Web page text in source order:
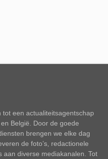
een actualiteitsagentschap
België. Door de goede
brengen we elke dag
de foto’s, redactionele
aan diverse mediakanalen. Tot